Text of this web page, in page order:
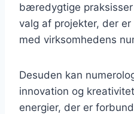
bæredygtige
valg af projekter, der
med virksomhedens
Desuden kan
innovation og
energier, der er